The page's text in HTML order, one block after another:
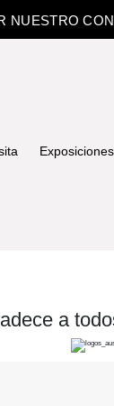
NUESTRO
Exposiciones
a